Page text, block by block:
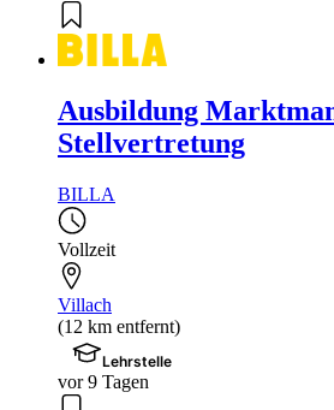
Ausbildung
Stellvertretung
BILLA
Vollzeit
Villach
(12 km entfernt)
Lehrstelle
vor 9 Tagen